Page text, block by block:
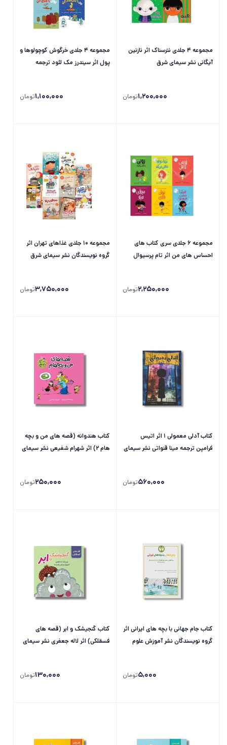
مجموعه 4 جلدی نترسناک اثر نازنین
آیگانی نشر سیمای شرق
1,200,000تومان
مجموعه 4 جلدی خرگوش کوچولوها و
پول اثر سیندرز مک لئود ترجمه
1,100,000تومان
مجموعه 6 جلدی سری کتاب های
احساس های من اثر تام پرسیوال
2,250,000تومان
مجموعه 10 جلدی غذاهای تهران اثر
گروه نویسندگان نشر سیمای شرق
3,750,000تومان
کتاب آدلی معمولی 1 اثر اتیس
فرامپن ترجمه مینا قنواتی نشر سیمای
560,000تومان
کتاب هندوانه (قصه های من و بچه
هام 2) اثر شهرام شفیعی نشر سیمای
250,000تومان
کتاب جام جهانی با بچه های ایرانی اثر
گروه نویسندگان نشر آموزش علوم
5,000تومان
کتاب گنجیشک و ابر (قصه های
فسقلکی) اثر لاله جعفری نشر سیمای
130,000تومان